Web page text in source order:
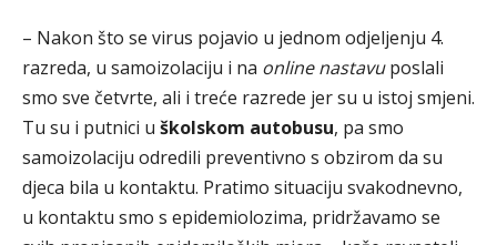
– Nakon što se virus pojavio u jednom odjeljenju 4.
razreda, u samoizolaciju i na online nastavuposlali
smo sve četvrte, ali i treće razrede jer su u istoj smjeni.
Tu su i putnici u školskom autobusu, pa smo
samoizolaciju odredili preventivno s obzirom da su
djeca bila u kontaktu. Pratimo situaciju svakodnevno,
u kontaktu smo s epidemiolozima, pridržavamo se